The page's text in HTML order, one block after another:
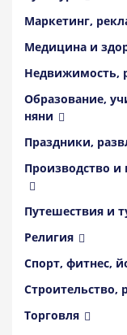
Маркетинг,
Медицина и
Недвижимость,
Образование,
няни
Праздники,
Производство
Путешествия и
Религия
Спорт, фитнес,
Строительство,
Торговля